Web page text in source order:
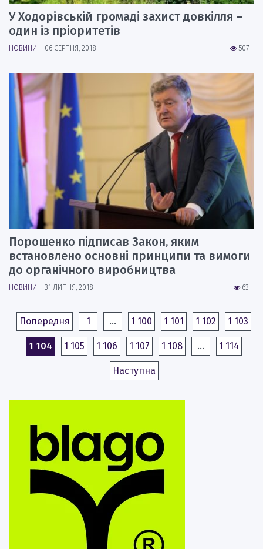
У Ходорівській громаді захист довкілля –
один із пріоритетів
507
НОВИНИ 06 СЕРПНЯ, 2018
Порошенко підписав Закон, яким
встановлено основні принципи та вимоги
до органічного виробництва
63
НОВИНИ 31 ЛИПНЯ, 2018
Попередня 1 … 1 100 1 101 1 102 1 103
1 104 1 105 1 106 1 107 1 108 … 1 114
Наступна